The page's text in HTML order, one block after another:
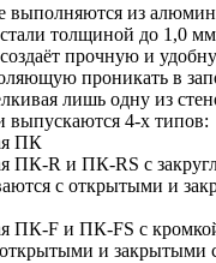
выполняются из
толщиной до 1,0
прочную и
проникать в
лишь одну из
выпускаются 4-х типов:
ПК
ПК-R и ПК-RS с
с открытыми и
ПК-F и ПК-FS с
открытыми и закрытыми